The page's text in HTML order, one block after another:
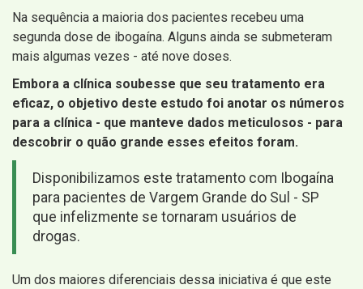
Na sequência a maioria dos pacientes recebeu uma
segunda dose de ibogaína. Alguns ainda se submeteram
mais algumas vezes - até nove doses.
Embora a clínica soubesse que seu tratamento era
eficaz, o objetivo deste estudo foi anotar os números
para a clínica - que manteve dados meticulosos - para
descobrir o quão grande esses efeitos foram.
Disponibilizamos este tratamento com Ibogaína
para pacientes de Vargem Grande do Sul - SP
que infelizmente se tornaram usuários de
drogas.
Um dos maiores diferenciais dessa iniciativa é que este